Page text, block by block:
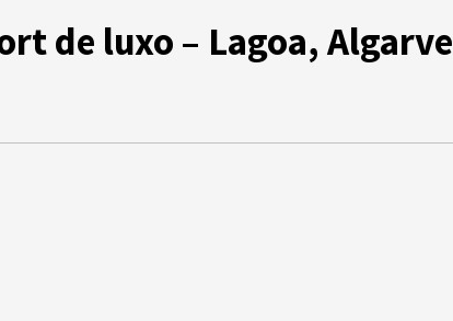
de luxo – Lagoa, Algarve